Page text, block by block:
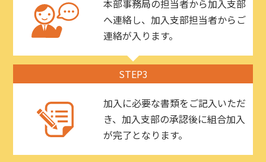
本部事務局の担当者から加入支部
へ連絡し、加入支部担当者からご
連絡が入ります。
STEP3
加入に必要な書類をご記入いただ
き、加入支部の承認後に組合加入
が完了となります。